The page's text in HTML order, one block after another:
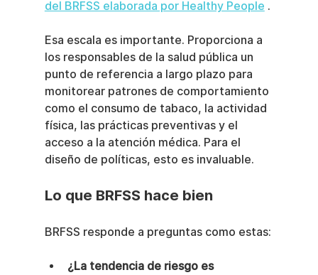
del BRFSS elaborada por Healthy People .
Esa escala es importante. Proporciona a
los responsables de la salud pública un
punto de referencia a largo plazo para
monitorear patrones de comportamiento
como el consumo de tabaco, la actividad
física, las prácticas preventivas y el
acceso a la atención médica. Para el
diseño de políticas, esto es invaluable.
Lo que BRFSS hace bien
BRFSS responde a preguntas como estas:
¿La tendencia de riesgo es